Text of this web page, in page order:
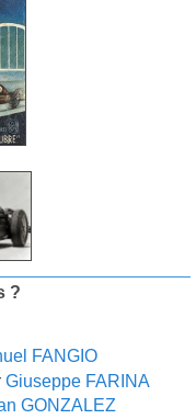
?
FANGIO
Giuseppe FARINA
GONZALEZ